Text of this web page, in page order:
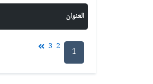
العنوان
1
2
3